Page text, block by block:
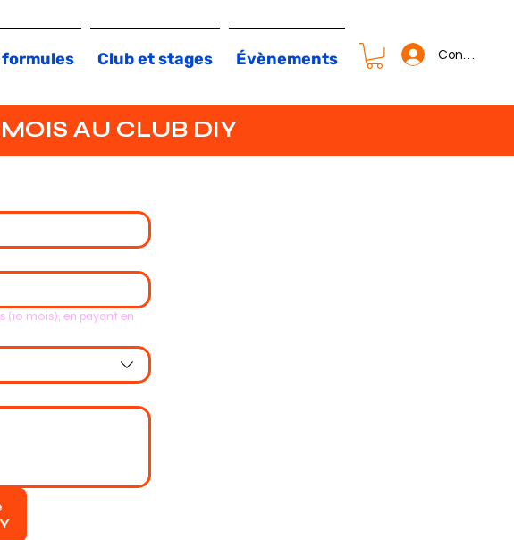
Club et stages Évènements Connexion
AU CLUB DIY
mois), en payant en